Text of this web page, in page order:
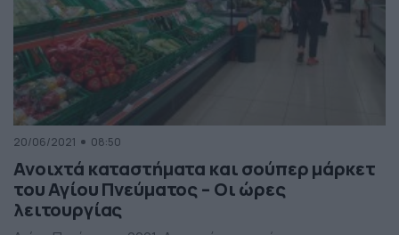
20/06/2021 08:50
Ανοιχτά καταστήματα και σούπερ μάρκετ
του Αγίου Πνεύματος – Οι ώρες
λειτουργίας